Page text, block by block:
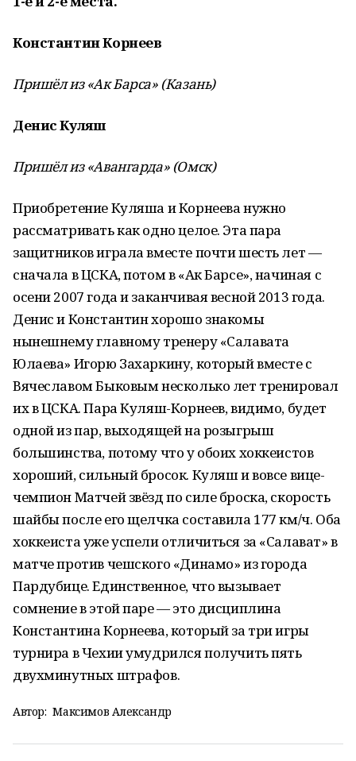
Константин Корнеев
Пришёл из «Ак Барса» (Казань)
Денис Куляш
Пришёл из «Авангарда» (Омск)
Приобретение Куляша и Корнеева нужно
рассматривать как одно целое. Эта пара
защитников играла вместе почти шесть лет —
сначала в ЦСКА, потом в «Ак Барсе», начиная с
осени 2007 года и заканчивая весной 2013 года.
Денис и Константин хорошо знакомы
нынешнему главному тренеру «Салавата
Юлаева» Игорю Захаркину, который вместе с
Вячеславом Быковым несколько лет тренировал
их в ЦСКА. Пара Куляш-Корнеев, видимо, будет
одной из пар, выходящей на розыгрыш
большинства, потому что у обоих хоккеистов
хороший, сильный бросок. Куляш и вовсе вице-
чемпион Матчей звёзд по силе броска, скорость
шайбы после его щелчка составила 177 км/ч. Оба
хоккеиста уже успели отличиться за «Салават» в
матче против чешского «Динамо» из города
Пардубице. Единственное, что вызывает
сомнение в этой паре — это дисциплина
Константина Корнеева, который за три игры
турнира в Чехии умудрился получить пять
двухминутных штрафов.
Автор: Максимов Александр